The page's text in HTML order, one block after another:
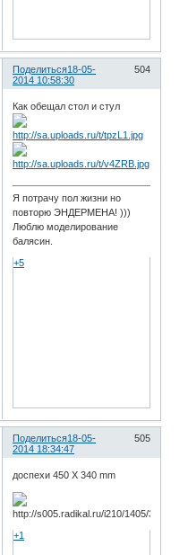
Поделиться 504
18-05-
2014 10:58:30
Как обещал стол и стул
Я потрачу пол жизни но
повторю ЭНДЕРМЕНА! )))
Люблю моделирование
балясин.
+5
Поделиться 505
18-05-
2014 18:34:47
доспехи 450 X 340 mm
+1